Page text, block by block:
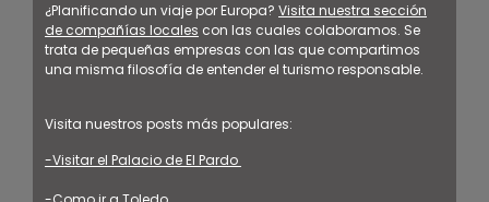
¿Planificando un viaje por Europa? Visita nuestra sección
de compañías locales con las cuales colaboramos. Se
trata de pequeñas empresas con las que compartimos
una misma filosofía de entender el turismo responsable.
Visita nuestros posts más populares:
-Visitar el Palacio de El Pardo